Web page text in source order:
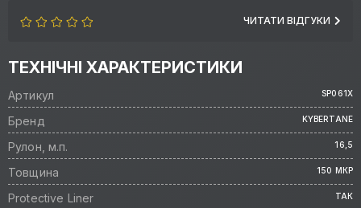
ЧИТАТИ ВІДГУКИ
ТЕХНІЧНІ ХАРАКТЕРИСТИКИ
Артикул SP061X
Бренд KYBERTANE
Рулон, м.п. 16,5
Товщина 150 МКР
Protective Liner ТАК